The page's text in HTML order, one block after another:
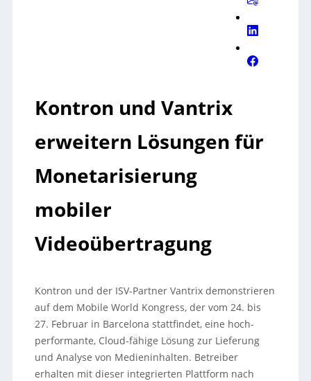
Kontron und Vantrix
erweitern Lösungen für
Monetarisierung
mobiler
Videoübertragung
Kontron und der ISV-Partner Vantrix demonstrieren
auf dem Mobile World Kongress, der vom 24. bis
27. Februar in Barcelona stattfindet, eine hoch-
performante, Cloud-fähige Lösung zur Lieferung
und Analyse von Medieninhalten. Betreiber
erhalten mit dieser integrierten Plattform nach